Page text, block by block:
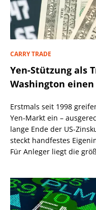
CARRY TRADE
Yen-Stützung als
Washington
Erstmals seit 1998
Yen-Markt ein –
lange Ende der US-
steckt handfestes
Für Anleger liegt die